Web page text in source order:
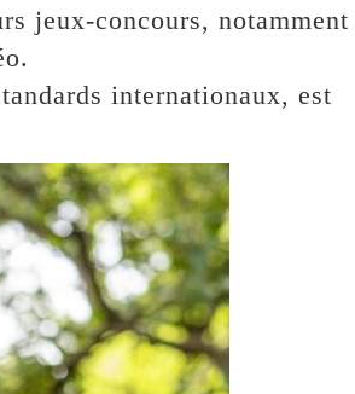
jeux-concours, notamment
internationaux, est